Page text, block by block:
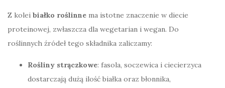
Z kolei białko roślinne ma istotne znaczenie w diecie
proteinowej, zwłaszcza dla wegetarian i wegan. Do
roślinnych źródeł tego składnika zaliczamy:
Rośliny strączkowe: fasola, soczewica i ciecierzyca
dostarczają dużą ilość białka oraz błonnika,